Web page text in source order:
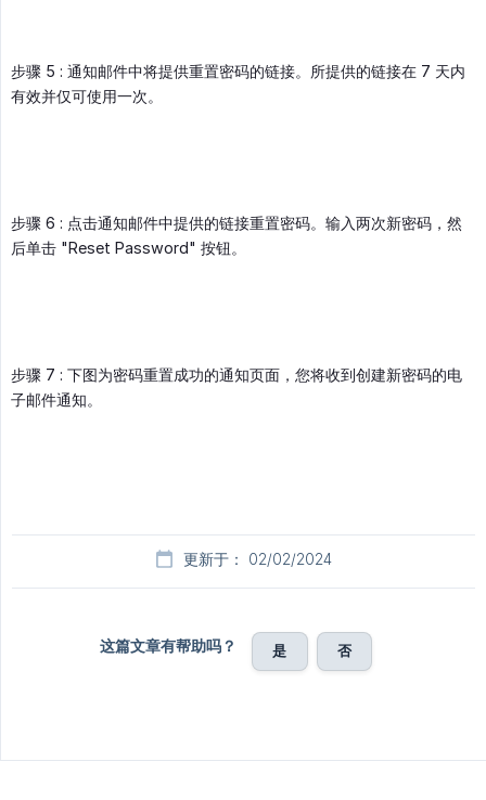
步骤 5 : 通知邮件中将提供重置密码的链接。所提供的链接在 7 天内
有效并仅可使用一次。
步骤 6 : 点击通知邮件中提供的链接重置密码。输入两次新密码，然
后单击 "Reset Password" 按钮。
步骤 7 : 下图为密码重置成功的通知页面，您将收到创建新密码的电
子邮件通知。
更新于： 02/02/2024
这篇文章有帮助吗？ 是 否